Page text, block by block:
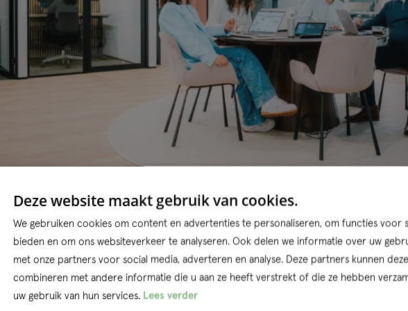
Vrijheid en
Bij Qconcepts draait het om vertrouwen. “Ik kan werken waar en wanneer ik
Deze website maakt gebruik van cookies.
We gebruiken cookies om content en advertenties te personaliseren, om functies voor
bieden en om ons websiteverkeer te analyseren. Ook delen we informatie over uw
met onze partners voor social media, adverteren en analyse. Deze partners kunnen
combineren met andere informatie die u aan ze heeft verstrekt of die ze hebben
uw gebruik van hun services. Lees verder